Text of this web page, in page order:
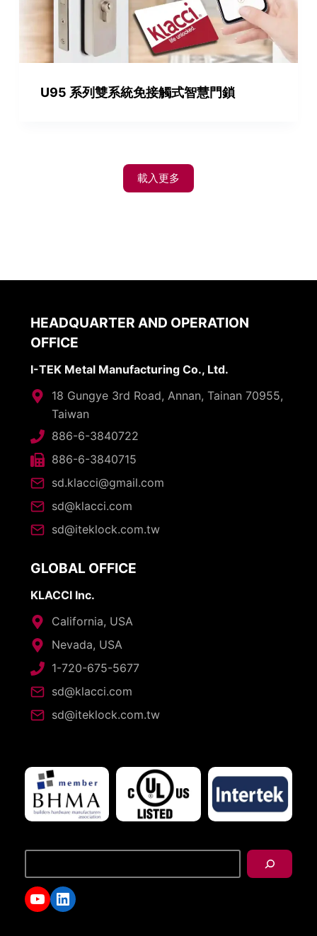
U95 系列雙系統免接觸式智慧門鎖
載入更多
HEADQUARTER AND OPERATION
OFFICE
I-TEK Metal Manufacturing Co., Ltd.
18 Gungye 3rd Road, Annan, Tainan 70955,
Taiwan
886-6-3840722
886-6-3840715
sd.klacci@gmail.com
sd@klacci.com
sd@iteklock.com.tw
GLOBAL OFFICE
KLACCI Inc.
California, USA
Nevada, USA
1-720-675-5677
sd@klacci.com
sd@iteklock.com.tw
YouTube
LinkedIn